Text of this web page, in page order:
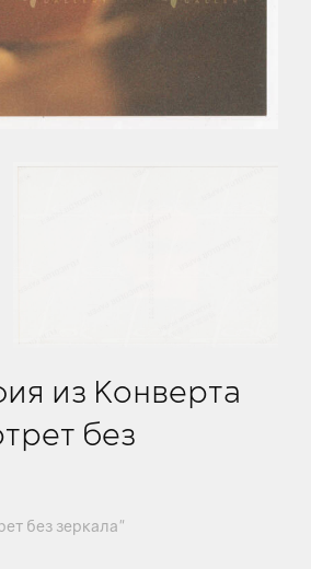
из Конверта
без
без зеркала"